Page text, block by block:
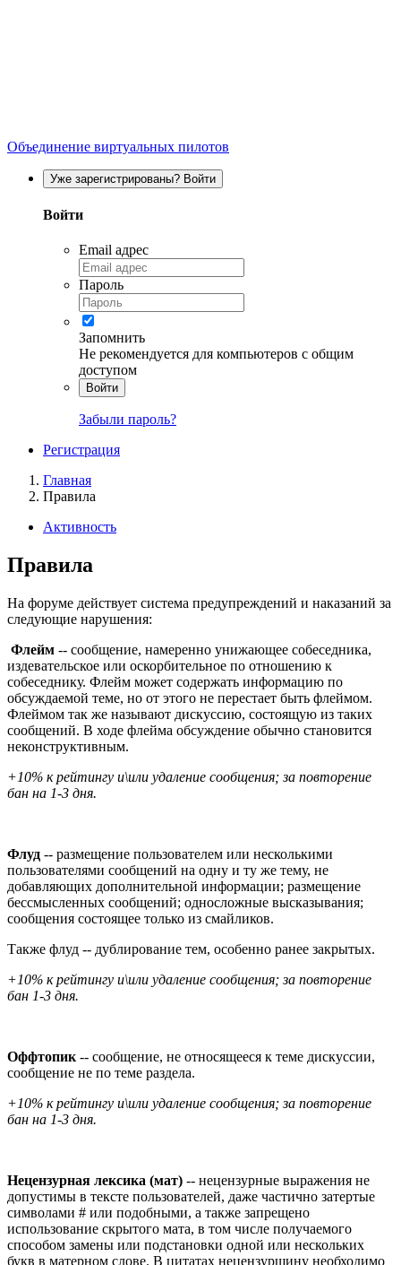
Объединение виртуальных пилотов
Уже зарегистрированы? Войти
Войти
Email адрес
Пароль
Запомнить
Не рекомендуется для компьютеров с общим
доступом
Войти
Забыли пароль?
Регистрация
Главная
Правила
Активность
Правила
На форуме действует система предупреждений и наказаний за
следующие нарушения:
Флейм -- сообщение, намеренно унижающее собеседника,
издевательское или оскорбительное по отношению к
собеседнику. Флейм может содержать информацию по
обсуждаемой теме, но от этого не перестает быть флеймом.
Флеймом так же называют дискуссию, состоящую из таких
сообщений. В ходе флейма обсуждение обычно становится
неконструктивным.
+10% к рейтингу и\или удаление сообщения; за повторение
бан на 1-3 дня.
Флуд -- размещение пользователем или несколькими
пользователями сообщений на одну и ту же тему, не
добавляющих дополнительной информации; размещение
бессмысленных сообщений; односложные высказывания;
сообщения состоящее только из смайликов.
Также флуд -- дублирование тем, особенно ранее закрытых.
+10% к рейтингу и\или удаление сообщения; за повторение
бан 1-3 дня.
Оффтопик -- сообщение, не относящееся к теме дискуссии,
сообщение не по теме раздела.
+10% к рейтингу и\или удаление сообщения; за повторение
бан на 1-3 дня.
Нецензурная лексика (мат) -- нецензурные выражения не
допустимы в тексте пользователей, даже частично затертые
символами # или подобными, а также запрещено
использование скрытого мата, в том числе получаемого
способом замены или подстановки одной или нескольких
букв в матерном слове. В цитатах нецензурщину необходимо